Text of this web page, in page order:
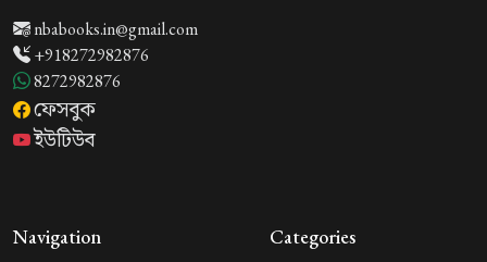
nbabooks.in@gmail.com
+918272982876
8272982876
ফেসবুক
ইউটিউব
Navigation Categories